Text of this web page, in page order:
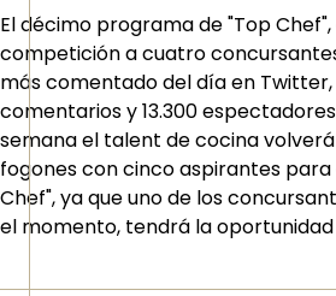
El décimo programa de "Top
competición a cuatro
más comentado del día en
comentarios y 13.300
semana el talent de cocina
fogones con cinco aspirantes
Chef", ya que uno de los
el momento, tendrá la oportunidad